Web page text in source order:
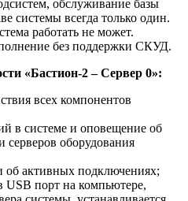
обслуживание базы
системы всегда только один.
работать не может.
без поддержки СКУД.
«Бастион-2 – Сервер 0»:
всех компонентов
в системе и оповещение об
оборудования
активных подключениях;
порт на компьютере,